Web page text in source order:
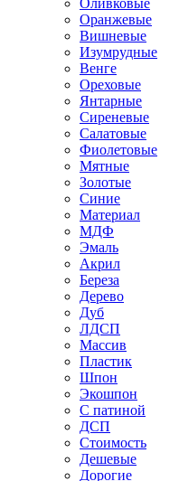
Оливковые
Оранжевые
Вишневые
Изумрудные
Венге
Ореховые
Янтарные
Сиреневые
Салатовые
Фиолетовые
Мятные
Золотые
Синие
Материал
МДФ
Эмаль
Акрил
Береза
Дерево
Дуб
ЛДСП
Массив
Пластик
Шпон
Экошпон
С патиной
ДСП
Стоимость
Дешевые
Дорогие